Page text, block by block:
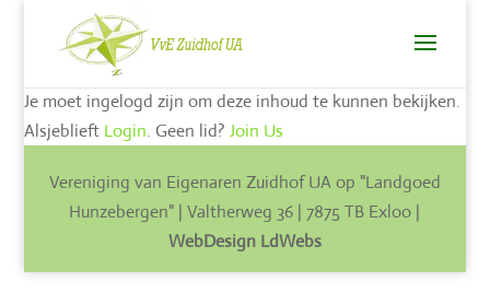
Je moet ingelogd zijn om deze inhoud te kunnen bekijken.
Alsjeblieft Login. Geen lid?Join Us
Vereniging van Eigenaren Zuidhof UA op "Landgoed
Hunzebergen" | Valtherweg 36 | 7875 TB Exloo |
WebDesign LdWebs